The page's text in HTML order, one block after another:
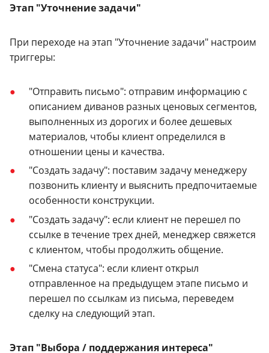
Этап "Уточнение задачи"
При переходе на этап "Уточнение задачи" настроим
триггеры:
"Отправить письмо": отправим информацию с
описанием диванов разных ценовых сегментов,
выполненных из дорогих и более дешевых
материалов, чтобы клиент определился в
отношении цены и качества.
"Создать задачу": поставим задачу менеджеру
позвонить клиенту и выяснить предпочитаемые
особенности конструкции.
"Создать задачу": если клиент не перешел по
ссылке в течение трех дней, менеджер свяжется
с клиентом, чтобы продолжить общение.
"Смена статуса": если клиент открыл
отправленное на предыдущем этапе письмо и
перешел по ссылкам из письма, переведем
сделку на следующий этап.
Этап "Выбора / поддержания интереса"